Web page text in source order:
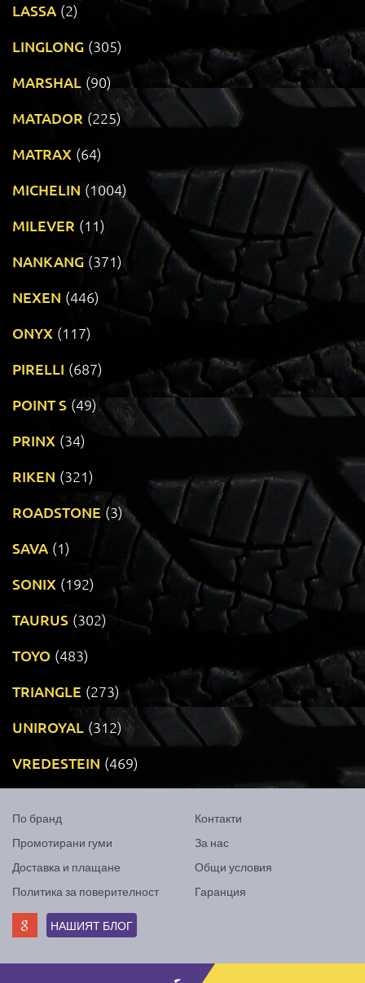
LASSA (2)
LINGLONG (305)
MARSHAL (90)
MATADOR (225)
MATRAX (64)
MICHELIN (1004)
MILEVER (11)
NANKANG (371)
NEXEN (446)
ONYX (117)
PIRELLI (687)
POINT S (49)
PRINX (34)
RIKEN (321)
ROADSTONE (3)
SAVA (1)
SONIX (192)
TAURUS (302)
TOYO (483)
TRIANGLE (273)
UNIROYAL (312)
VREDESTEIN (469)
По бранд
Промотирани гуми
Доставка и плащане
Политика за поверителност
Контакти
За нас
Общи условия
Гаранция
НАШИЯТ БЛОГ